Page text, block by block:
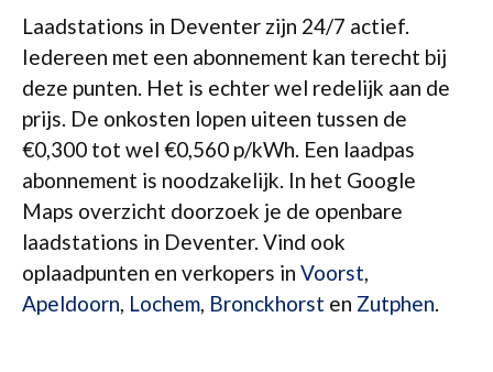
Laadstations in Deventer zijn 24/7 actief.
Iedereen met een abonnement kan terecht bij
deze punten. Het is echter wel redelijk aan de
prijs. De onkosten lopen uiteen tussen de
€0,300 tot wel €0,560 p/kWh. Een laadpas
abonnement is noodzakelijk. In het Google
Maps overzicht doorzoek je de openbare
laadstations in Deventer. Vind ook
oplaadpunten en verkopers in Voorst,
Apeldoorn, Lochem, Bronckhorst en Zutphen.